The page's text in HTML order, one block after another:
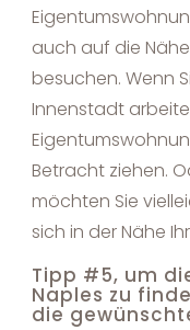
auch auf die
besuchen. Wenn
Innenstadt
Betracht ziehen.
möchten Sie
sich in der Nähe
Tipp #5, um
Naples zu
die